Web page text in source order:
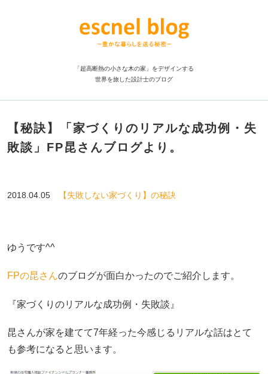
「超高断熱の小さな木の家」をデザインする
世界を旅した設計士のブログ
【秘訣】「家づくりのリアルな成功例・失
敗談」FP昆さんブログより。
2018.04.05 【失敗しない家づくり】の秘訣
ゆうです^^
FPの昆さんのブログが面白かったのでご紹介します。
『家づくりのリアルな成功例・失敗談』
昆さんが家を建てて7年経った今感じるリアルな話はとて
も参考になると思います。